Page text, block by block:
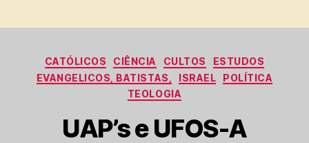
Categorias
CATÓLICOS CIÊNCIA CULTOS
ESTUDOS
EVANGELICOS, BATISTAS,
ISRAEL
POLÍTICA
TEOLOGIA
UAP’s e UFOS-A